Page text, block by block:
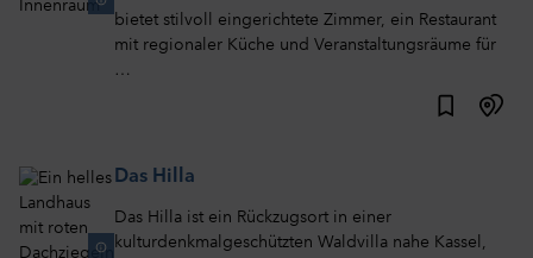
bietet stilvoll eingerichtete Zimmer, ein Restaurant
mit regionaler Küche und Veranstaltungsräume für
…
Das Hilla
Das Hilla ist ein Rückzugsort in einer
kulturdenkmalgeschützten Waldvilla nahe Kassel,